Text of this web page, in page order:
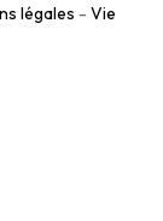
légales - Vie